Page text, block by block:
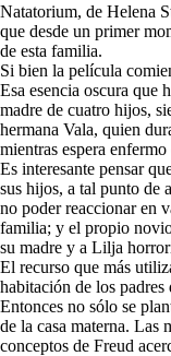
Natatorium, de Helena
que desde un primer
de esta familia.
Si bien la película
Esa esencia oscura que
madre de cuatro hijos,
hermana Vala, quien
mientras espera enfermo
Es interesante pensar
sus hijos, a tal punto de
no poder reaccionar en
familia; y el propio
su madre y a Lilja
El recurso que más
habitación de los
Entonces no sólo se
de la casa materna. Las
conceptos de Freud